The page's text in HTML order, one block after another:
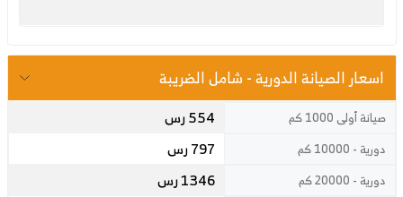
اسعار الصيانة الدورية - شامل الضريبة
صيانة أولى 1000 كم 554 رس
دورية - 10000 كم 797 رس
دورية - 20000 كم 1346 رس